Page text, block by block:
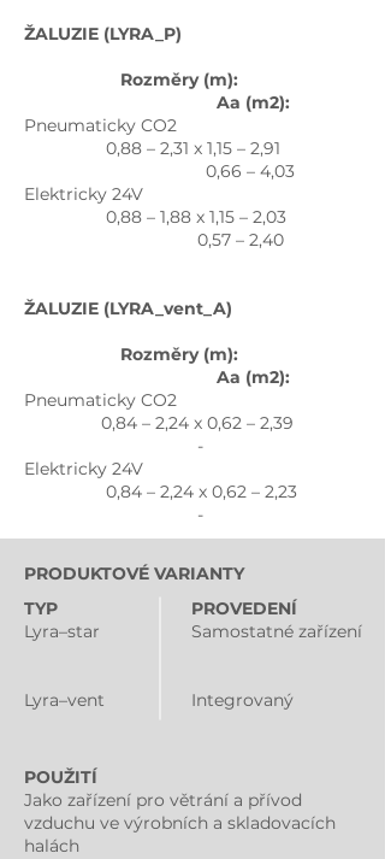
ŽALUZIE (LYRA_P)
Rozměry (m):
Aa (m2):
Pneumaticky CO2
0,88 – 2,31 x 1,15 – 2,91
0,66 – 4,03
Elektricky 24V
0,88 – 1,88 x 1,15 – 2,03
0,57 – 2,40
ŽALUZIE (LYRA_vent_A)
Rozměry (m):
Aa (m2):
Pneumaticky CO2
0,84 – 2,24 x 0,62 – 2,39
-
Elektricky 24V
0,84 – 2,24 x 0,62 – 2,23
-
PRODUKTOVÉ VARIANTY
TYP
Lyra–star
Lyra–vent
PROVEDENÍ
Samostatné zařízení
Integrovaný
POUŽITÍ
Jako zařízení pro větrání a přívod
vzduchu ve výrobních a skladovacích
halách